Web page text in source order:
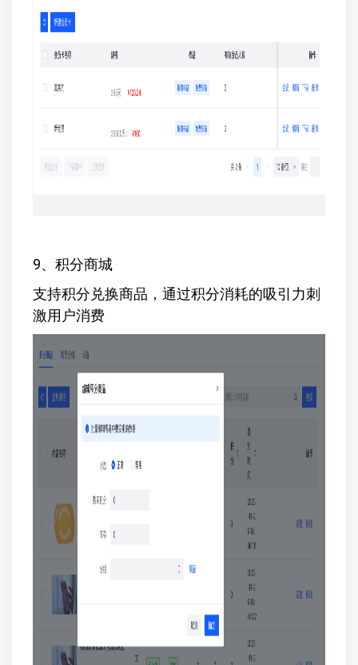
9、积分商城
支持积分兑换商品，通过积分消耗的吸引力刺
激用户消费